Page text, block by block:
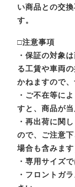
い商品との交
す。
□注意事項
・保証の対象
る工賃や車両
かねますので、
・ご不在等に
すと、商品が当
・再出荷に関
ので、ご注意
場合も含みます
・専用サイズ
・フロントガ